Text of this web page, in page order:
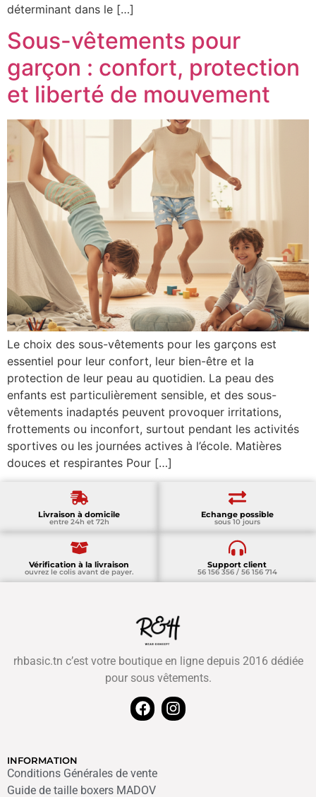
déterminant dans le […]
Sous-vêtements pour
garçon : confort, protection
et liberté de mouvement
Le choix des sous-vêtements pour les garçons est
essentiel pour leur confort, leur bien-être et la
protection de leur peau au quotidien. La peau des
enfants est particulièrement sensible, et des sous-
vêtements inadaptés peuvent provoquer irritations,
frottements ou inconfort, surtout pendant les activités
sportives ou les journées actives à l’école. Matières
douces et respirantes Pour […]
Livraison à domicile
entre 24h et 72h
Echange possible
sous 10 jours
Vérification à la livraison
ouvrez le colis avant de payer.
Support client
56 156 356 / 56 156 714
rhbasic.tn c’est votre boutique en ligne depuis 2016 dédiée
pour sous vêtements.
INFORMATION
Conditions Générales de vente
Guide de taille boxers MADOV